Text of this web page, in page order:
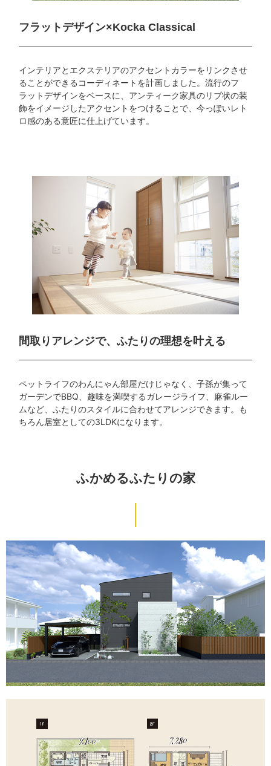
フラットデザイン×Kocka Classical
インテリアとエクステリアのアクセントカラーをリンクさせ
ることができるコーディネートを計画しました。流行のフ
ラットデザインをベースに、アンティーク家具のリブ状の装
飾をイメージしたアクセントをつけることで、今っぽいレト
ロ感のある意匠に仕上げています。
間取りアレンジで、ふたりの理想を叶える
ペットライフのわんにゃん部屋だけじゃなく、子孫が集って
ガーデンでBBQ、趣味を満喫するガレージライフ、麻雀ルー
ムなど、ふたりのスタイルに合わせてアレンジできます。も
ちろん居室としての3LDKになります。
ふかめるふたりの家